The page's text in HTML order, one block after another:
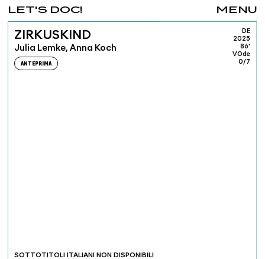
MENU
LET'S DOC!
ZIRKUSKIND
Julia Lemke, Anna Koch
ANTEPRIMA
DE
2025
86'
VOde
0/7
SOTTOTITOLI ITALIANI NON DISPONIBILI